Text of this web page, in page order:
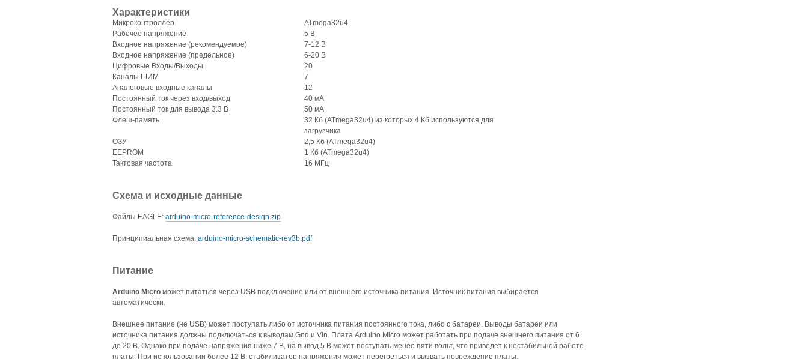
Характеристики
Микроконтроллер
ATmega32u4
Рабочее напряжение
5 В
Входное напряжение (рекомендуемое)
7-12 В
Входное напряжение (предельное)
6-20 В
Цифровые Входы/Выходы
20
Каналы ШИМ
7
Аналоговые входные каналы
12
Постоянный ток через вход/выход
40 мА
Постоянный ток для вывода 3.3 В
50 мА
Флеш-память
32 Кб (ATmega32u4) из которых 4 Кб используются для
загрузчика
ОЗУ
2,5 Кб (ATmega32u4)
EEPROM
1 Кб (ATmega32u4)
Тактовая частота
16 МГц
Схема и исходные данные
Файлы EAGLE: arduino-micro-reference-design.zip
Принципиальная схема: arduino-micro-schematic-rev3b.pdf
Питание
Arduino Micro может питаться через USB подключение или от внешнего источника питания. Источник питания выбирается
автоматически.
Внешнее питание (не USB) может поступать либо от источника питания постоянного тока, либо с батареи. Выводы батареи или
источника питания должны подключаться к выводам Gnd и Vin. Плата Arduino Micro может работать при подаче внешнего питания от 6
до 20 В. Однако при подаче напряжения ниже 7 В, на вывод 5 В может поступать менее пяти вольт, что приведет к нестабильной работе
платы. При использовании более 12 В, стабилизатор напряжения может перегреться и вызвать повреждение платы.